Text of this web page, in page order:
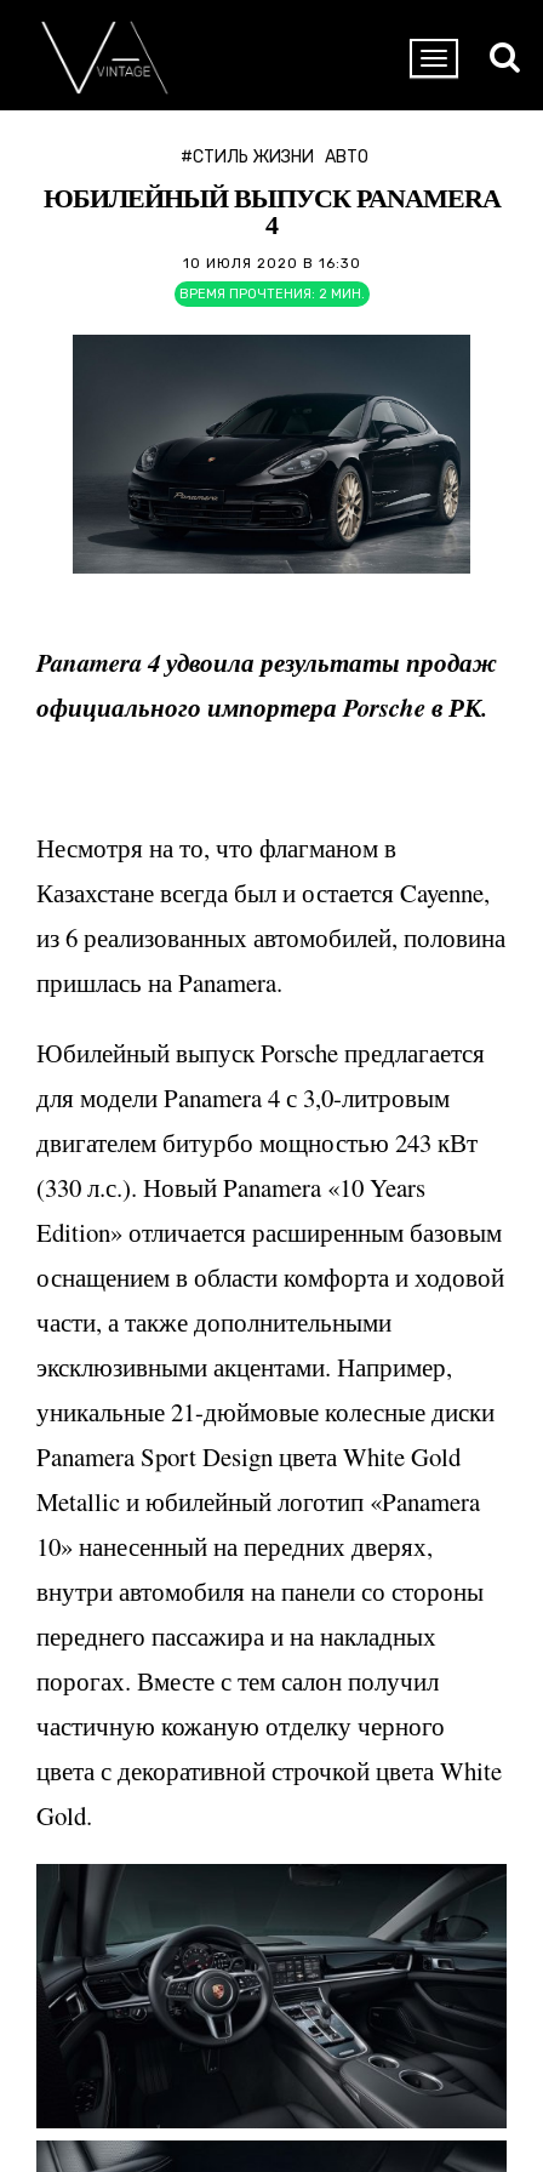
#СТИЛЬ ЖИЗНИ АВТО
ЮБИЛЕЙНЫЙ ВЫПУСК PANAMERA
4
10 ИЮЛЯ 2020 В 16:30
ВРЕМЯ ПРОЧТЕНИЯ: 2 МИН.
Panamera 4 удвоила результаты продаж
официального импортера Porsche в РК.
Несмотря на то, что флагманом в
Казахстане всегда был и остается Cayenne,
из 6 реализованных автомобилей, половина
пришлась на Panamera.
Юбилейный выпуск Porsche предлагается
для модели Panamera 4 с 3,0-литровым
двигателем битурбо мощностью 243 кВт
(330 л.с.). Новый Panamera «10 Years
Edition» отличается расширенным базовым
оснащением в области комфорта и ходовой
части, а также дополнительными
эксклюзивными акцентами. Например,
уникальные 21-дюймовые колесные диски
Panamera Sport Design цвета White Gold
Metallic и юбилейный логотип «Panamera
10» нанесенный на передних дверях,
внутри автомобиля на панели со стороны
переднего пассажира и на накладных
порогах. Вместе с тем салон получил
частичную кожаную отделку черного
цвета с декоративной строчкой цвета White
Gold.